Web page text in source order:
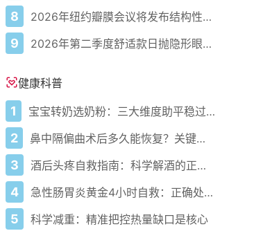
8 2026年纽约瓣膜会议将发布结构性心脏病最新研究成果
9 2026年第二季度舒适款日抛隐形眼镜推荐，优瞳主打长效佩戴体验
健康科普
1 宝宝转奶选奶粉：三大维度助平稳过渡
2 鼻中隔偏曲术后多久能恢复？关键看这几点
3 酒后头疼自救指南：科学解酒的正确打开方式
4 急性肠胃炎黄金4小时自救：正确处置与误区避坑关键
5 科学减重：精准把控热量缺口是核心